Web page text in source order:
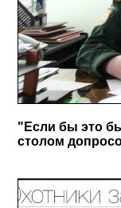
"Если бы это
столом